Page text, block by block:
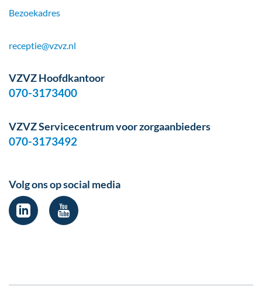
Bezoekadres
receptie@vzvz.nl
VZVZ Hoofdkantoor
070-3173400
VZVZ Servicecentrum voor zorgaanbieders
070-3173492
Volg ons op social media